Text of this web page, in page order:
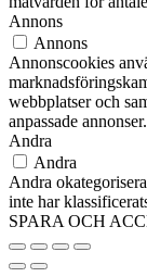
Annons
Annons
Annonscookies
webbplatser och
anpassade annonser.
Andra
Andra
Andra
inte har
SPARA OCH